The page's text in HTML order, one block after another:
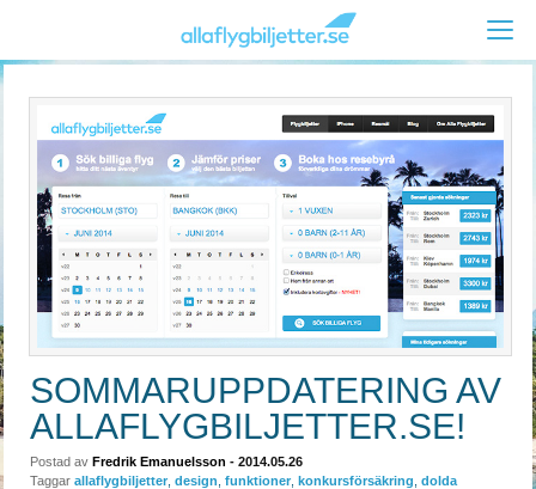
SOMMARUPPDATERING AV
ALLAFLYGBILJETTER.SE!
Postad avFredrik Emanuelsson - 2014.05.26
Taggar allaflygbiljetter ,design ,funktioner ,konkursförsäkring ,dolda